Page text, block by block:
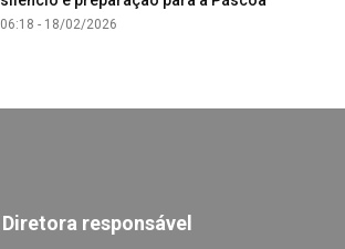
06:18 - 18/02/2026
Diretora responsável